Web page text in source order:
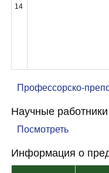
14
Профессорско-
Научные работники
Посмотреть
Информация о